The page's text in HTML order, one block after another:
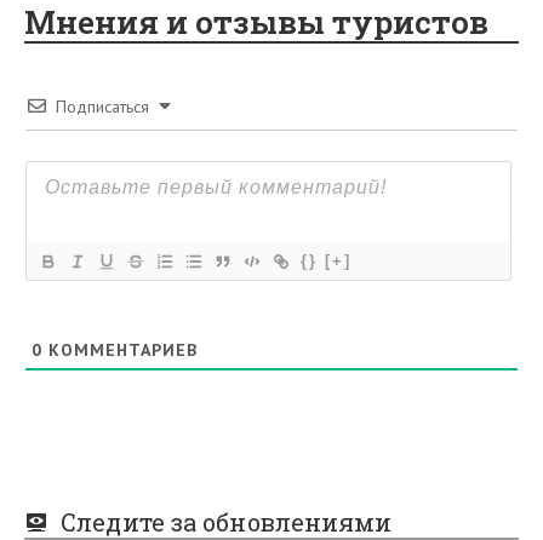
Мнения и отзывы туристов
Подписаться
{} [+]
0 КОММЕНТАРИЕВ
Следите за обновлениями